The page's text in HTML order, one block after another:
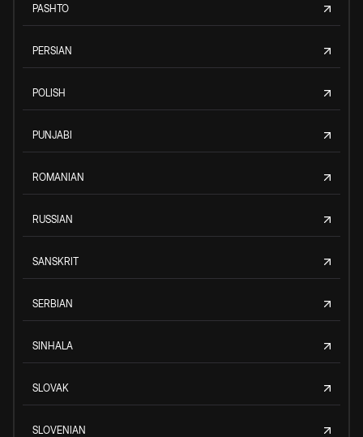
PASHTO
PERSIAN
POLISH
PUNJABI
ROMANIAN
RUSSIAN
SANSKRIT
SERBIAN
SINHALA
SLOVAK
SLOVENIAN